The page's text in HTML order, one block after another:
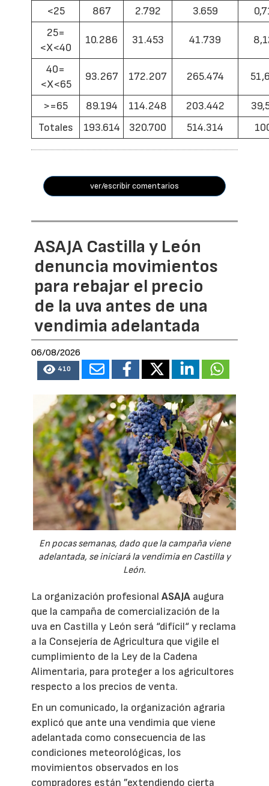
<25 867 2.792 3.659
25=
<X<40
10.286 31.453 41.739
40=
<X<65
93.267 172.207 265.474
>=65 89.194 114.248 203.442
Totales
193.614 320.700 514.314
ver/escribir comentarios
ASAJA Castilla y León
denuncia movimientos
para rebajar el precio
de la uva antes de una
vendimia adelantada
06/08/2026
410
En pocas semanas, dado que la campaña viene
adelantada, se iniciará la vendimia en Castilla y
León.
La organización profesionalASAJA augura
que la campaña de comercialización de la
uva en Castilla y León será “difícil“ y reclama
a la Consejería de Agricultura que vigile el
cumplimiento de la Ley de la Cadena
Alimentaria, para proteger a los agricultores
respecto a los precios de venta.
En un comunicado, la organización agraria
explicó que ante una vendimia que viene
adelantada como consecuencia de las
condiciones meteorológicas, los
movimientos observados en los
compradores están ”extendiendo cierta